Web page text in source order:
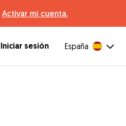
Activar mi cuenta.
Iniciar sesión España